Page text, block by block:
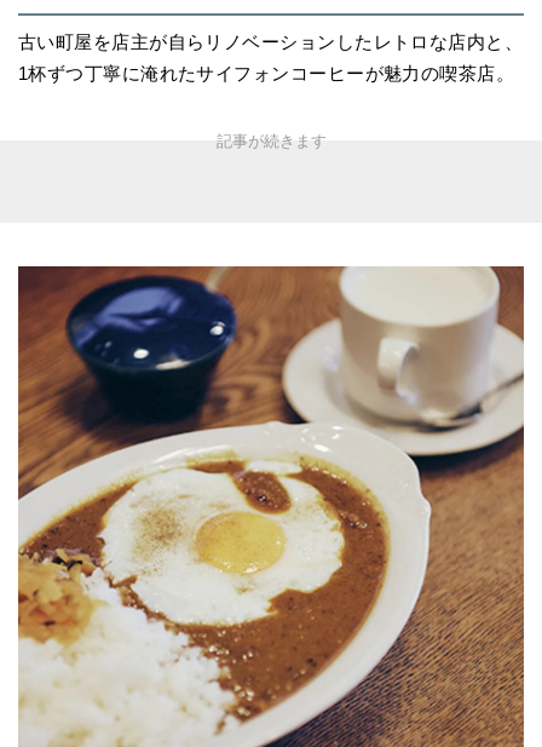
古い町屋を店主が自らリノベーションしたレトロな店内と、
1杯ずつ丁寧に淹れたサイフォンコーヒーが魅力の喫茶店。